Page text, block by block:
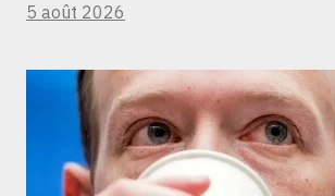
5 août 2026